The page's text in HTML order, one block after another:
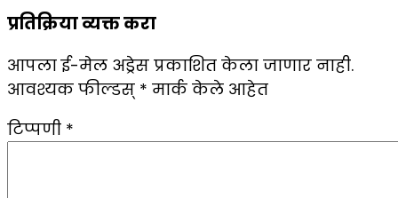
प्रतिक्रिया व्यक्त करा
आपला ई-मेल अड्रेस प्रकाशित केला जाणार नाही.
आवश्यक फील्डस् * मार्क केले आहेत
टिप्पणी *